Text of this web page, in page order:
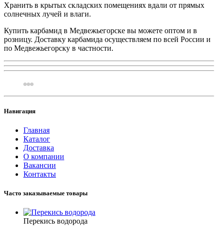
Хранить в крытых складских помещениях вдали от прямых
солнечных лучей и влаги.
Купить карбамид в Медвежьегорске вы можете оптом и в
розницу. Доставку карбамида осуществляем по всей России и
по Медвежьегорску в частности.
Навигация
Главная
Каталог
Доставка
О компании
Вакансии
Контакты
Часто заказываемые товары
Перекись водорода